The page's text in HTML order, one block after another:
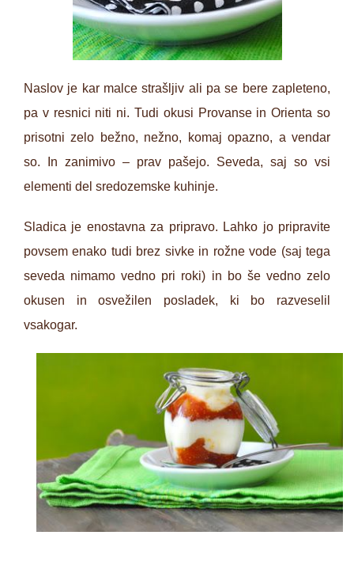
Naslov je kar malce strašljiv ali pa se bere zapleteno,
pa v resnici niti ni. Tudi okusi Provanse in Orienta so
prisotni zelo bežno, nežno, komaj opazno, a vendar
so. In zanimivo – prav pašejo. Seveda, saj so vsi
elementi del sredozemske kuhinje.
Sladica je enostavna za pripravo. Lahko jo pripravite
povsem enako tudi brez sivke in rožne vode (saj tega
seveda nimamo vedno pri roki) in bo še vedno zelo
okusen in osvežilen posladek, ki bo razveselil
vsakogar.